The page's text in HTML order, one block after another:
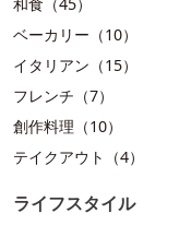
ベーカリー（10）
イタリアン（15）
フレンチ（7）
創作料理（10）
テイクアウト（4）
ライフスタイル